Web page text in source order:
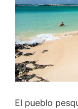
El pueblo